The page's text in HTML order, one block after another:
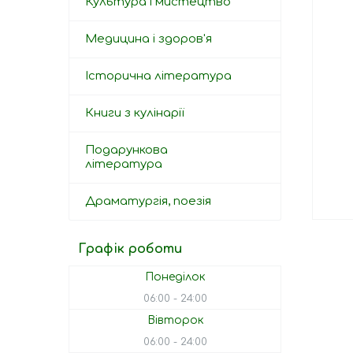
Медицина і здоров'я
Історична література
Книги з кулінарії
Подарункова
література
Драматургія, поезія
Графік роботи
Понеділок
06:00 24:00
Вівторок
06:00 24:00